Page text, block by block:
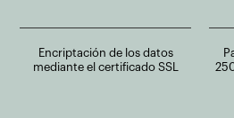
Encriptación de los datos
mediante el certificado SSL